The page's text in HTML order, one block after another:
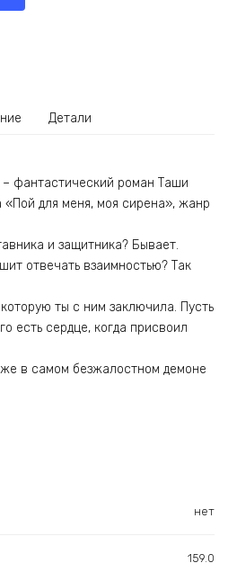
Детали
фантастический роман Таши
«Пой для меня, моя сирена», жанр
и защитника? Бывает.
отвечать взаимностью? Так
ты с ним заключила. Пусть
есть сердце, когда присвоил
в самом безжалостном демоне
нет
159.0